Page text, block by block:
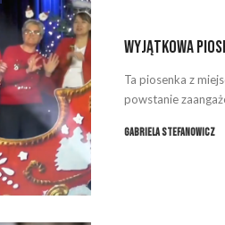
Wyjątkowa
Ta piosenka z
powstanie
Gabriela Stefanowicz